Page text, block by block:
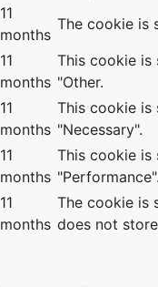
11
months
The cookie is
11
months
This cookie is
"Other.
11
months
This cookie is
"Necessary".
11
months
This cookie is
"Performance".
11
months
The cookie is
does not